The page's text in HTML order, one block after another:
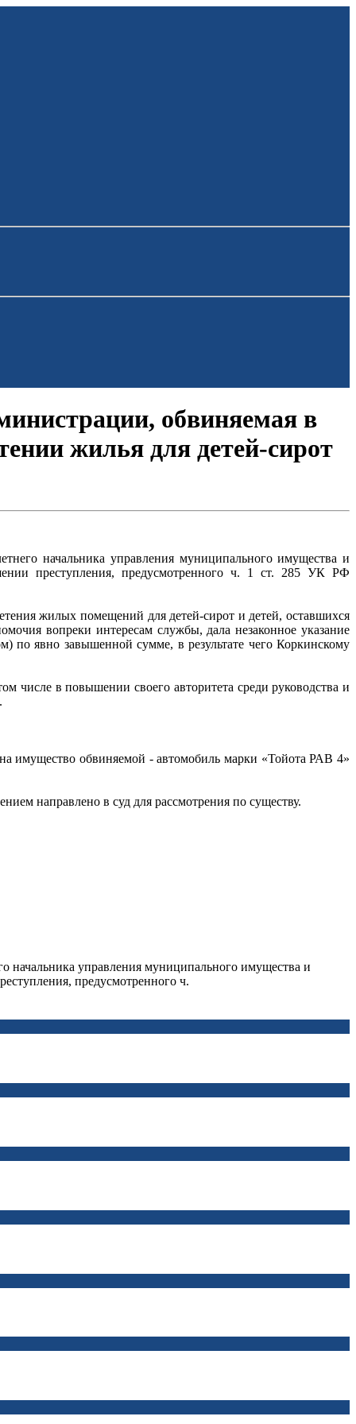
обвиняемая в
жилья для детей-сирот
начальника управления муниципального имущества и
преступления, предусмотренного ч. 1 ст. 285 УК РФ
жилых помещений для детей-сирот и детей, оставшихся
вопреки интересам службы, дала незаконное указание
по явно завышенной сумме, в результате чего Коркинскому
числе в повышении своего авторитета среди руководства и
имущество обвиняемой - автомобиль марки «Тойота РАВ 4»
направлено в суд для рассмотрения по существу.
начальника управления муниципального имущества и
предусмотренного ч.